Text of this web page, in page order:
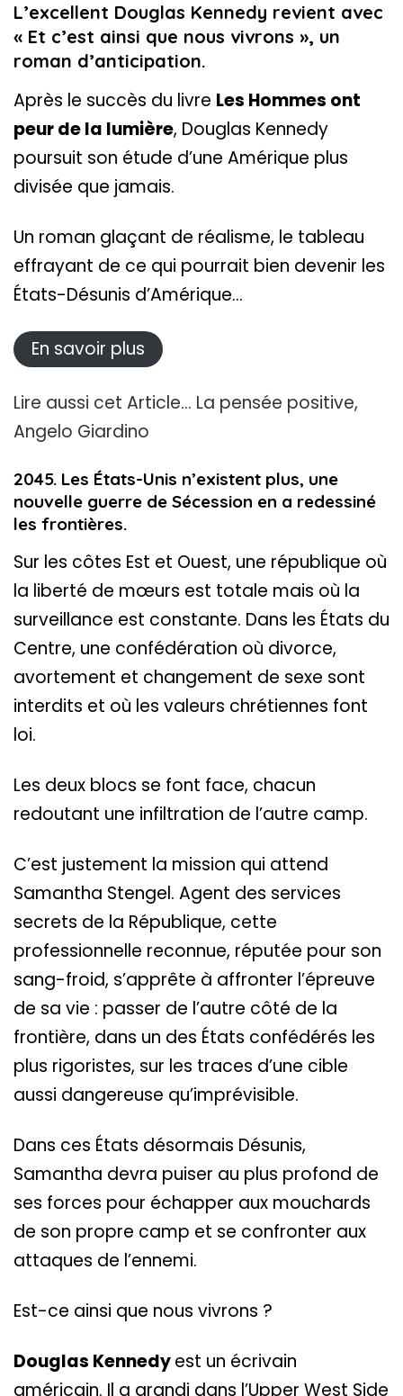
L’excellent Douglas Kennedy revient avec
« Et c’est ainsi que nous vivrons », un
roman d’anticipation.
Après le succès du livre Les Hommes ont
peur de la lumière, Douglas Kennedy
poursuit son étude d’une Amérique plus
divisée que jamais.
Un roman glaçant de réalisme, le tableau
effrayant de ce qui pourrait bien devenir les
États-Désunis d’Amérique…
En savoir plus
Lire aussi cet Article… La pensée positive,
Angelo Giardino
2045. Les États-Unis n’existent plus, une
nouvelle guerre de Sécession en a redessiné
les frontières.
Sur les côtes Est et Ouest, une république où
la liberté de mœurs est totale mais où la
surveillance est constante. Dans les États du
Centre, une confédération où divorce,
avortement et changement de sexe sont
interdits et où les valeurs chrétiennes font
loi.
Les deux blocs se font face, chacun
redoutant une infiltration de l’autre camp.
C’est justement la mission qui attend
Samantha Stengel. Agent des services
secrets de la République, cette
professionnelle reconnue, réputée pour son
sang-froid, s’apprête à affronter l’épreuve
de sa vie : passer de l’autre côté de la
frontière, dans un des États confédérés les
plus rigoristes, sur les traces d’une cible
aussi dangereuse qu’imprévisible.
Dans ces États désormais Désunis,
Samantha devra puiser au plus profond de
ses forces pour échapper aux mouchards
de son propre camp et se confronter aux
attaques de l’ennemi.
Est-ce ainsi que nous vivrons ?
Douglas Kennedyest un écrivain
américain. Il a grandi dans l’Upper West Side